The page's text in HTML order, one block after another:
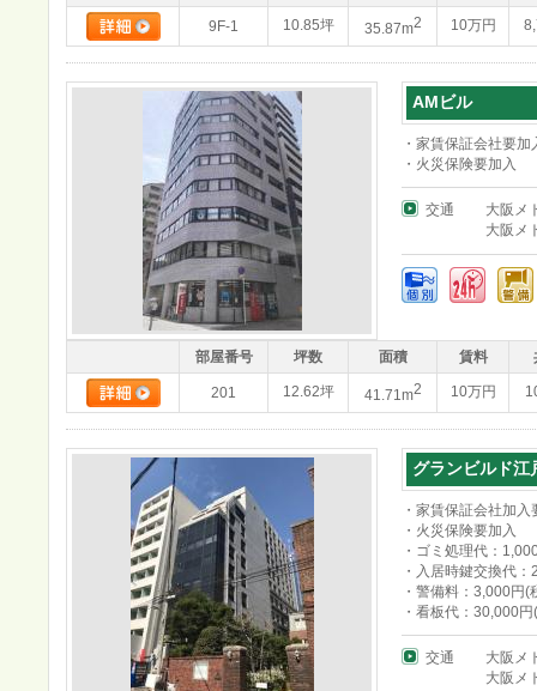
9F-1 10.85坪 35.87m2 10万円
AMビル
・家賃保証会社要加
・火災保険要加入
交通
大阪メ
大阪メ
部屋番号 坪数 面積 賃料
201 12.62坪 41.71m2 10万円
グランビルド江
・家賃保証会社加入
・火災保険要加入
・ゴミ処理代：
・入居時鍵交換代
・警備料：3,000円
・看板代：30,000
交通
大阪メ
大阪メ